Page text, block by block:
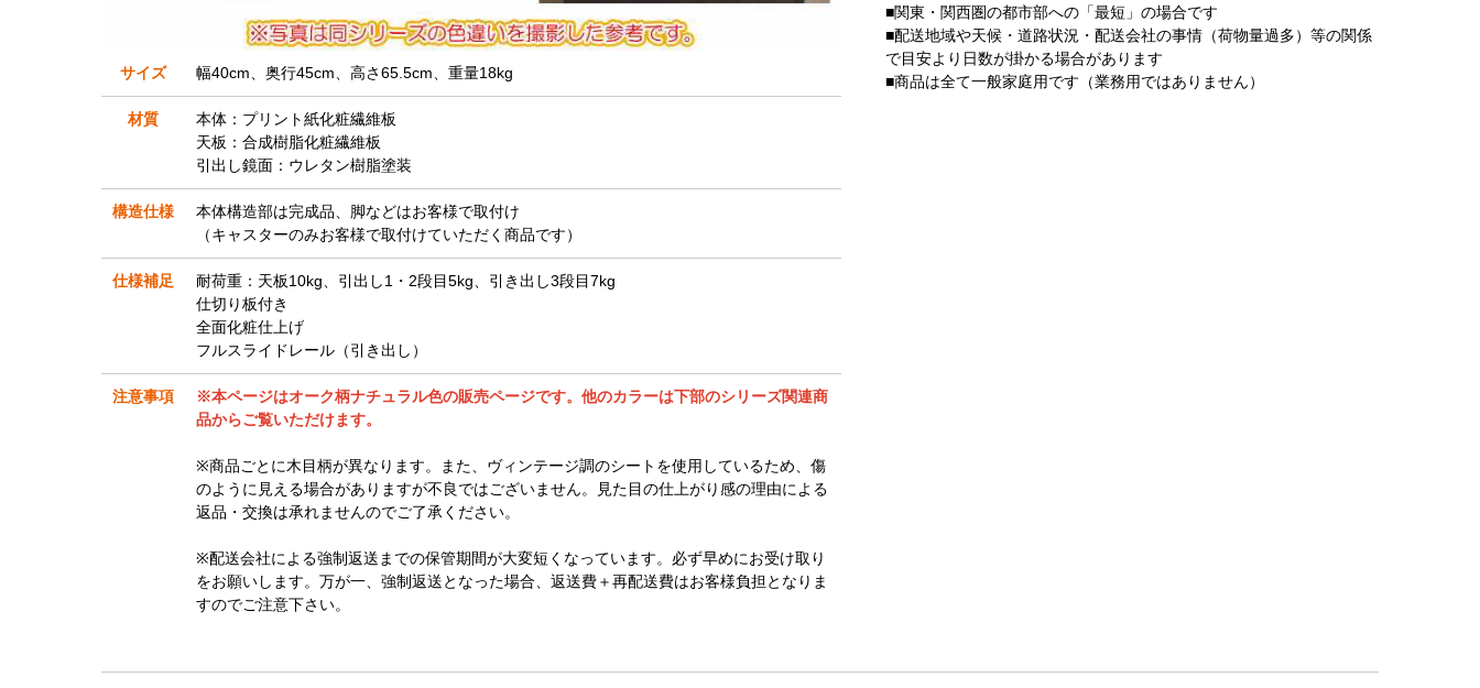
■関東・関西圏の都市部への「最短」の場合です
■配送地域や天候・道路状況・配送会社の事情（荷物量過多）等の関係
で目安より日数が掛かる場合があります
■商品は全て一般家庭用です（業務用ではありません）
サイズ 幅40cm、奥行45cm、高さ65.5cm、重量18kg
材質
本体：プリント紙化粧繊維板
天板：合成樹脂化粧繊維板
引出し鏡面：ウレタン樹脂塗装
構造仕様
本体構造部は完成品、脚などはお客様で取付け
（キャスターのみお客様で取付けていただく商品です）
仕様補足
耐荷重：天板10kg、引出し1・2段目5kg、引き出し3段目7kg
仕切り板付き
全面化粧仕上げ
フルスライドレール（引き出し）
注意事項
※本ページはオーク柄ナチュラル色の販売ページです。他のカラーは下部のシリーズ関連商
品からご覧いただけます。
※商品ごとに木目柄が異なります。また、ヴィンテージ調のシートを使用しているため、傷
のように見える場合がありますが不良ではございません。見た目の仕上がり感の理由による
返品・交換は承れませんのでご了承ください。
※配送会社による強制返送までの保管期間が大変短くなっています。必ず早めにお受け取り
をお願いします。万が一、強制返送となった場合、返送費＋再配送費はお客様負担となりま
すのでご注意下さい。